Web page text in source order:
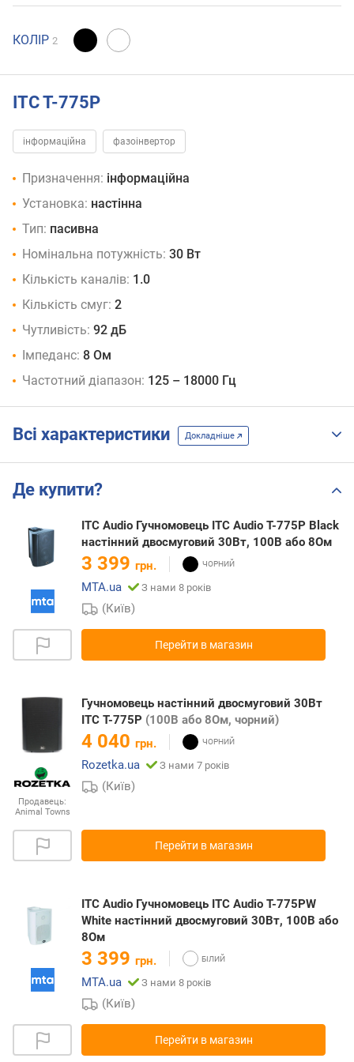
КОЛІР 2
ITC T-775P
інформаційна фазоінвертор
Призначення: інформаційна
Установка: настінна
Тип: пасивна
Номінальна потужність: 30 Вт
Кількість каналів: 1.0
Кількість смуг: 2
Чутливість: 92 дБ
Імпеданс: 8 Ом
Частотний діапазон: 125 – 18000 Гц
Всі характеристики Докладніше
Де купити?
ITC Audio Гучномовець ITC Audio T-775P Black
настінний двосмуговий 30Вт, 100В або 8Ом
3 399 грн.
MTA.ua
З нами 8 років
(Київ)
Перейти в магазин
Продавець:
Animal Towns
Гучномовець настінний двосмуговий 30Вт
ITC T-775P (100В або 8Ом, чорний)
4 040 грн.
Rozetka.ua
З нами 7 років
(Київ)
Перейти в магазин
ITC Audio Гучномовець ITC Audio T-775PW
White настінний двосмуговий 30Вт, 100В або
8Ом
3 399 грн.
MTA.ua
З нами 8 років
(Київ)
Перейти в магазин